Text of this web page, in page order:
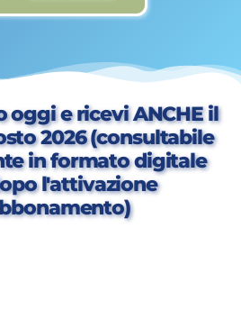
e ricevi ANCHE il
2026 (consultabile
in formato digitale
l'attivazione